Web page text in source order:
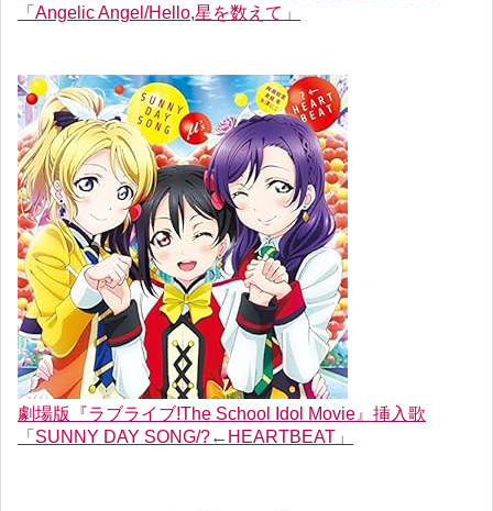
「Angelic Angel/Hello,星を数えて」
劇場版『ラブライブ!The School Idol Movie』挿入歌
「SUNNY DAY SONG/?←HEARTBEAT」